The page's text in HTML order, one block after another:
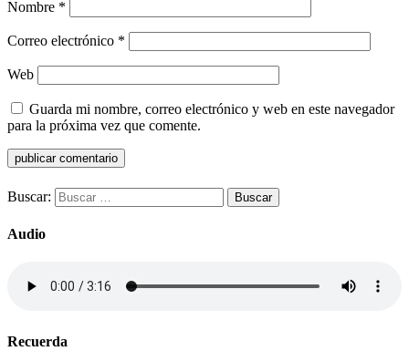
Nombre *
Correo electrónico *
Web
Guarda mi nombre, correo electrónico y web en este navegador
para la próxima vez que comente.
Buscar:
Audio
Recuerda